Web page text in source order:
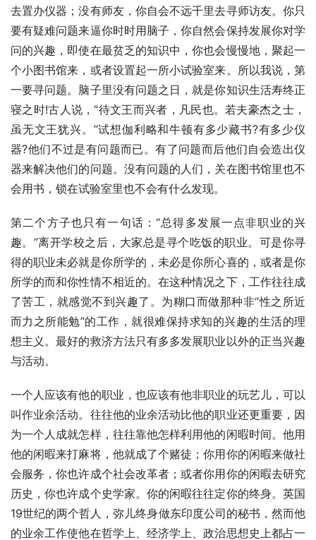
去置办仪器；没有师友，你自会不远千里去寻师访友。你只
要有疑难问题来逼你时时用脑子，你自然会保持发展你对学
问的兴趣，即使在最贫乏的知识中，你也会慢慢地，聚起一
个小图书馆来，或者设置起一所小试验室来。所以我说，第
一要寻问题。脑子里没有问题之日，就是你知识生活寿终正
寝之时!古人说，“待文王而兴者，凡民也。若夫豪杰之士，
虽无文王犹兴。”试想伽利略和牛顿有多少藏书?有多少仪
器?他们不过是有问题而已。有了问题而后他们自会造出仪
器来解决他们的问题。没有问题的人们，关在图书馆里也不
会用书，锁在试验室里也不会有什么发现。
第二个方子也只有一句话：“总得多发展一点非职业的兴
趣。”离开学校之后，大家总是寻个吃饭的职业。可是你寻
得的职业未必就是你所学的，未必是你所心喜的，或者是你
所学的而和你性情不相近的。在这种情况之下，工作往往成
了苦工，就感觉不到兴趣了。为糊口而做那种非“性之所近
而力之所能勉”的工作，就很难保持求知的兴趣的生活的理
想主义。最好的救济方法只有多多发展职业以外的正当兴趣
与活动。
一个人应该有他的职业，也应该有他非职业的玩艺儿，可以
叫作业余活动。往往他的业余活动比他的职业还更重要，因
为一个人成就怎样，往往靠他怎样利用他的闲暇时间。他用
他的闲暇来打麻将，他就成了个赌徒；你用你的闲暇来做社
会服务，你也许成个社会改革者；或者你用你的闲暇去研究
历史，你也许成个史学家。你的闲暇往往定你的终身。英国
19世纪的两个哲人，弥儿终身做东印度公司的秘书，然而他
的业余工作使他在哲学上、经济学上、政治思想史上都占一